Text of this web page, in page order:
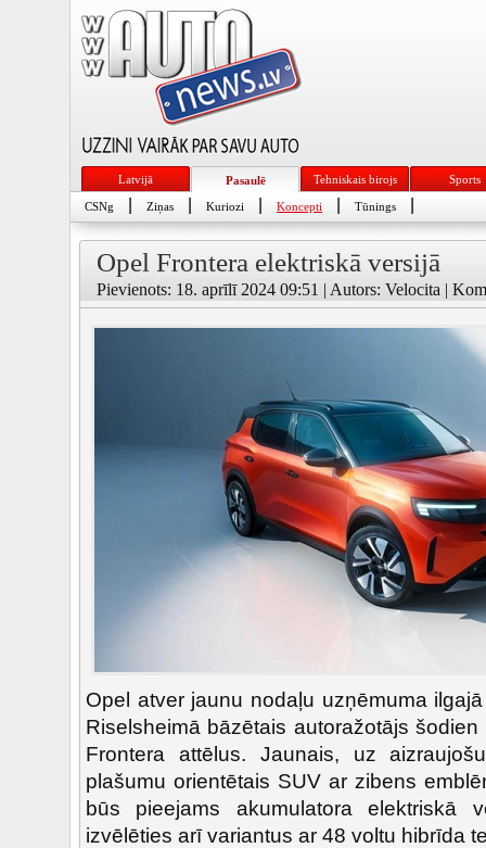
Latvijā Pasaulē Tehniskais birojs Sports
CSNg Ziņas Kuriozi Koncepti Tūnings
Opel Frontera elektriskā versijā
Pievienots: 18. aprīlī 2024 09:51 | Autors: Velocita |
Opel atver jaunu nodaļu uzņēmuma
Riselsheimā bāzētais autoražotājs
Frontera attēlus. Jaunais, uz
plašumu orientētais SUV ar zibens
būs pieejams akumulatora elektriskā
izvēlēties arī variantus ar 48 voltu hibrīda